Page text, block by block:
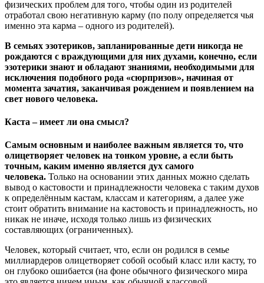
физических проблем для того, чтобы один из родителей
отработал свою негативную карму (по полу определяется чья
именно эта карма – одного из родителей).
В семьях эзотериков, запланированные дети никогда не
рождаются с враждующими для них духами, конечно, если
эзотерики знают и обладают знаниями, необходимыми для
исключения подобного рода «сюрпризов», начиная от
момента зачатия, заканчивая рождением и появлением на
свет нового человека.
Каста – имеет ли она смысл?
Самым основным и наиболее важным является то, что
олицетворяет человек на тонком уровне, а если быть
точным, каким именно является дух самого
человека. Только на основании этих данных можно сделать
вывод о кастовости и принадлежности человека с таким духов
к определённым кастам, классам и категориям, а далее уже
стоит обратить внимание на кастовость и принадлежность, но
никак не иначе, исходя только лишь из физических
составляющих (ограниченных).
Человек, который считает, что, если он родился в семье
миллиардеров олицетворяет собой особый класс или касту, то
он глубоко ошибается (на фоне обычного физического мира